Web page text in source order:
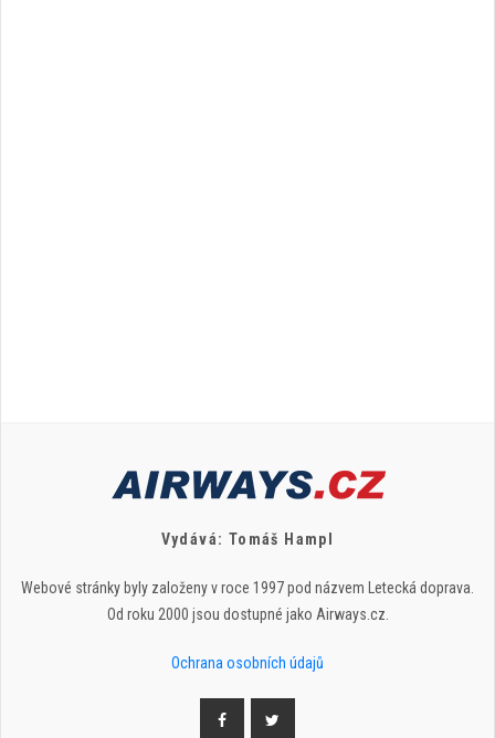
Vydává: Tomáš Hampl
Webové stránky byly založeny v roce 1997 pod názvem Letecká doprava.
Od roku 2000 jsou dostupné jako Airways.cz.
Ochrana osobních údajů